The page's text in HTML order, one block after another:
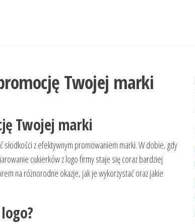
Twojej marki
Twojej marki
słodkości z efektywnym promowaniem marki. W dobie, gdy
cukierków z logo firmy staje się coraz bardziej
na różnorodne okazje, jak je wykorzystać oraz jakie